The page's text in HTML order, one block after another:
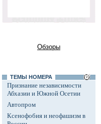
Обзоры
ТЕМЫ НОМЕРА
Признание независимости
Абхазии и Южной Осетии
Автопром
Ксенофобия и неофашизм в